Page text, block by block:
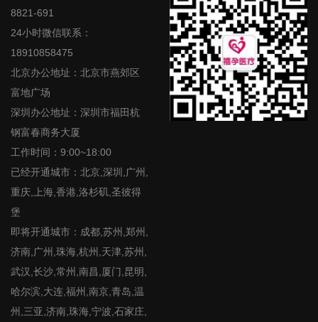
8821-691
24小时微信联系：
18910858475
北京办公地址：北京市燕郊区
富地广场
深圳办公地址：深圳市福田杭
钢富春商务大厦
工作时间：9:00~18:00
已经开通城市：北京,深圳,广州,
重庆,上海,香港,洛杉矶,圣彼得
堡
即将开通城市：成都,苏州,郑州,
济南,广州,珠海,杭州,天津,苏州,
武汉,长沙,常州,南昌,厦门,昆明,
哈尔滨,大连,福州,南京,青岛,温
州,三亚,济南,珠海,宁波,石家庄,